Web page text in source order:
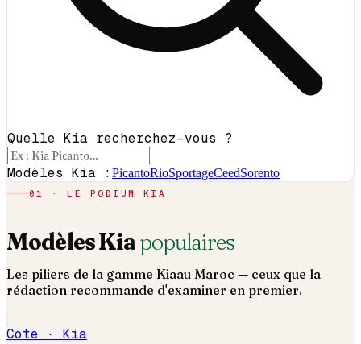
Quelle Kia recherchez-vous ?
Modèles Kia : PicantoRioSportageCeedSorento
01 · LE PODIUM KIA
ModèlesKiapopulaires
Les piliers de la gamme Kiaau Maroc — ceux que la
rédaction recommande d'examiner en premier.
Cote · Kia